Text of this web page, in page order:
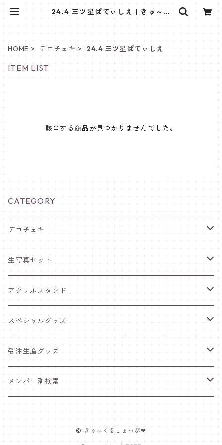
24.4 三ツ星ぱてぃしえ | きゅ～く
HOME デコチェキ 24.4 三ツ星ぱてぃしえ
ITEM LIST
該当する商品が見つかりませんでした。
CATEGORY
デコチェキ
25夏 衣装
25.5 セーラー服
25.4 きゅ～くま
25新体制 衣装
25.2 メンカラ交換！メイド服
生写真セット
25夏 衣装
25.5 セーラー服
25.4 きゅ～くま
25新体制 衣装
アクリルスタンド
25.5 セーラー服
25.4 きゅ～くま
25新体制 衣装
スペシャルグッズ
ワンマンライブグッズ
ペンライト
受注生産グッズ
推しTシャツ
メンバー別検索
© きゅ～くるしょっぷ❤